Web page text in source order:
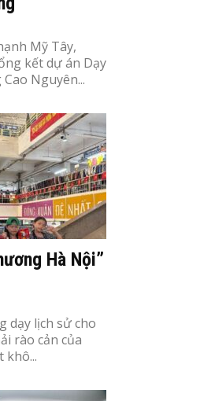
Mỹ Tây,
kết dự án Dạy
Nguyên...
Hà Nội”
dạy lịch sử cho
rào cản của
khô...